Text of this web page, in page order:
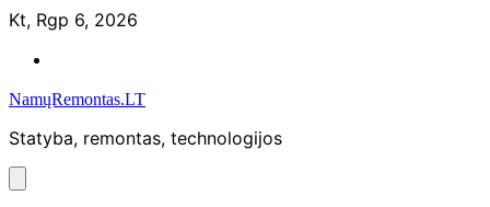
Skip
content
Kt, Rgp 6, 2026
NamųRemontas.LT
Statyba, remontas, technologijos